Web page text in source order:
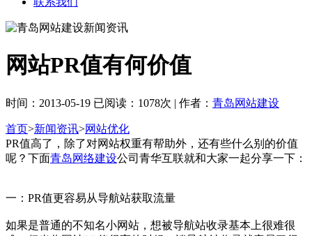
网站PR值有何价值
时间：2013-05-19 已阅读：1078次 | 作者： 青岛网站建设
首页>新闻资讯>网站优化
PR值高了，除了对网站权重有帮助外，还有些什么别的价值
呢？下面青岛网络建设公司青华互联就和大家一起分享一下：
一：PR值更容易从导航站获取流量
如果是普通的不知名小网站，想被导航站收录基本上很难很